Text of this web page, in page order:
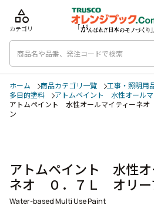
category
カテゴリ
ホーム 商品カテゴリ一覧 工事・照明用
多目的塗料
アトムペイント 水性オール
アトムペイント 水性オールマイティーネ
ン
アトムペイント 水性オ
ネオ ０．７Ｌ オリー
Water-based Multi Use Paint